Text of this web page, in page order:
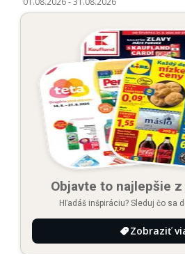
Objavte to najlepšie
Hľadáš inšpiráciu? Sleduj čo sa
Zobraziť